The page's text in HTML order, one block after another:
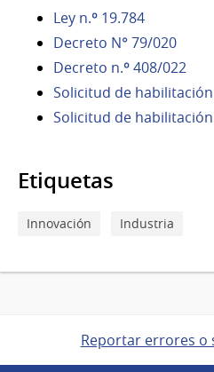
Ley n.º 19.784
Decreto N° 79/020
Decreto n.º 408/022
Solicitud de
Solicitud de
Etiquetas
Innovación Industria
Reportar errores o